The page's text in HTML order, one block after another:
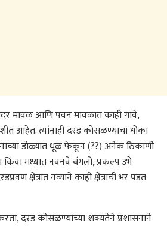
मावळ आणि पवन मावळात काही गावे,
आहेत. त्यांनाही दरड कोसळण्याचा धोका
डोळ्यात धूळ फेकून (??) अनेक ठिकाणी
किंवा मध्यात नवनवे बंगलो, प्रकल्प उभे
क्षेत्रात नव्याने काही क्षेत्रांची भर पडत
दरड कोसळण्याच्या शक्यतेने प्रशासनाने